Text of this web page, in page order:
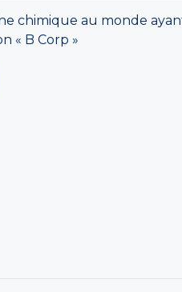
chimique au monde
« B Corp »